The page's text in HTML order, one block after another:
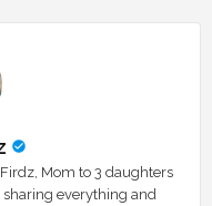
Mom to 3 daughters
sharing everything and